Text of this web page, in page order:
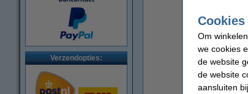
Verzendopties:
vergroten
Om
we cookies
de website
de website
aansluiten